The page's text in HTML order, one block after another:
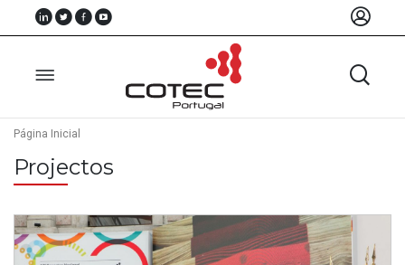
Sobre
Associados
Página Inicial
Projectos